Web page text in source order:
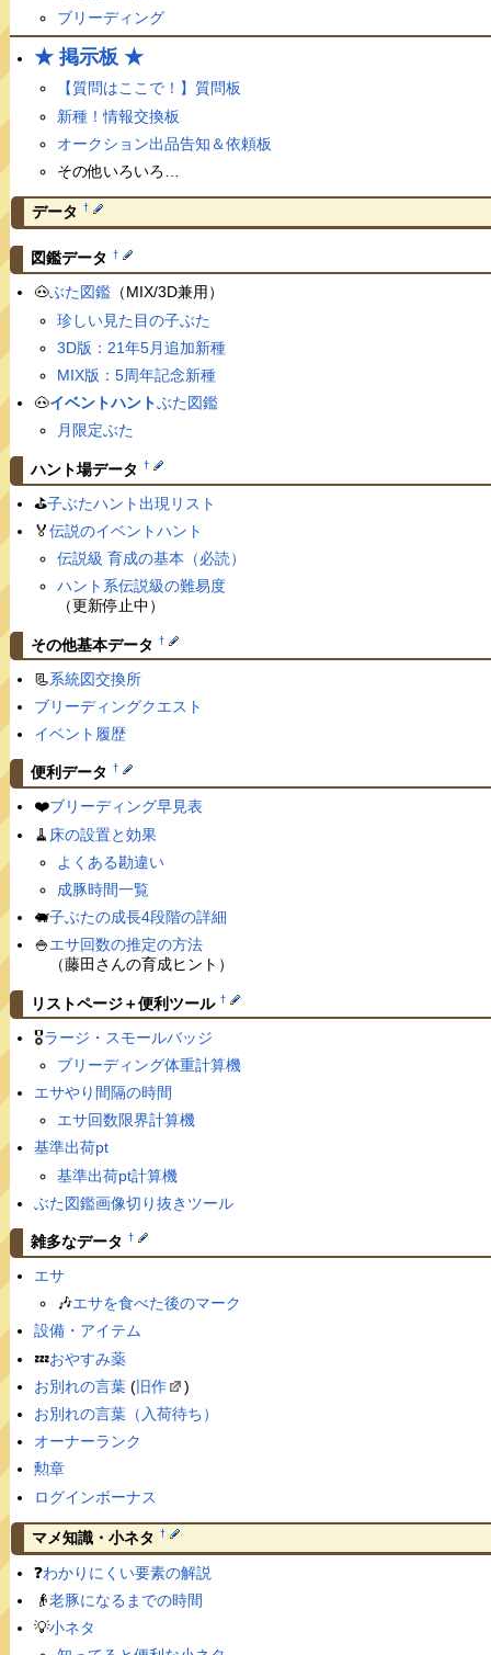
ブリーディング
★ 掲示板 ★
【質問はここで！】質問板
新種！情報交換板
オークション出品告知＆依頼板
その他いろいろ…
データ †
図鑑データ †
🐽ぶた図鑑（MIX/3D兼用）
珍しい見た目の子ぶた
3D版：21年5月追加新種
MIX版：5周年記念新種
🐽イベントハントぶた図鑑
月限定ぶた
ハント場データ †
⛳️子ぶたハント出現リスト
🏅伝説のイベントハント
伝説級 育成の基本（必読）
ハント系伝説級の難易度
（更新停止中）
その他基本データ †
📃系統図交換所
ブリーディングクエスト
イベント履歴
便利データ †
❤️ブリーディング早見表
🧹 床の設置と効果
よくある勘違い
成豚時間一覧
🐖子ぶたの成長4段階の詳細
🍚エサ回数の推定の方法
（藤田さんの育成ヒント）
リストページ＋便利ツール †
🎖ラージ・スモールバッジ
ブリーディング体重計算機
エサやり間隔の時間
エサ回数限界計算機
基準出荷pt
基準出荷pt計算機
ぶた図鑑画像切り抜きツール
雑多なデータ †
エサ
🎶エサを食べた後のマーク
設備・アイテム
💤おやすみ薬
お別れの言葉(旧作
)
お別れの言葉（入荷待ち）
オーナーランク
勲章
ログインボーナス
マメ知識・小ネタ †
❓わかりにくい要素の解説
👴老豚になるまでの時間
💡小ネタ